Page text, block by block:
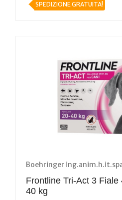
SPEDIZIONE GRATUITA!
Boehringer
Frontline Tri-Act 3 Fiale
40 kg